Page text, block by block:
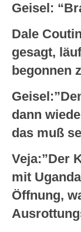
Geisel:
Dale
gesagt,
begonnen
dann
das muß
Veja:”Der
mit
Öffnung,